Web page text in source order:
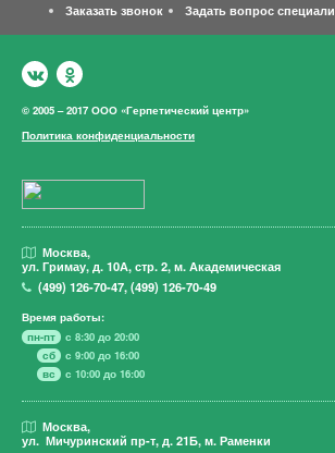
Заказать звонок
Задать вопрос
© 2005 – 2017 ООО «Герпетический центр»
Политика конфиденциальности
Москва,
ул. Гримау, д. 10А, стр. 2, м. Академическая
(499)126-70-47,(499)126-70-49
Время работы:
пн-пт
с 8:30 до 20:00
сб
с 9:00 до 16:00
вс
с 10:00 до 16:00
Москва,
ул. Мичуринский пр-т, д. 21Б, м. Раменки